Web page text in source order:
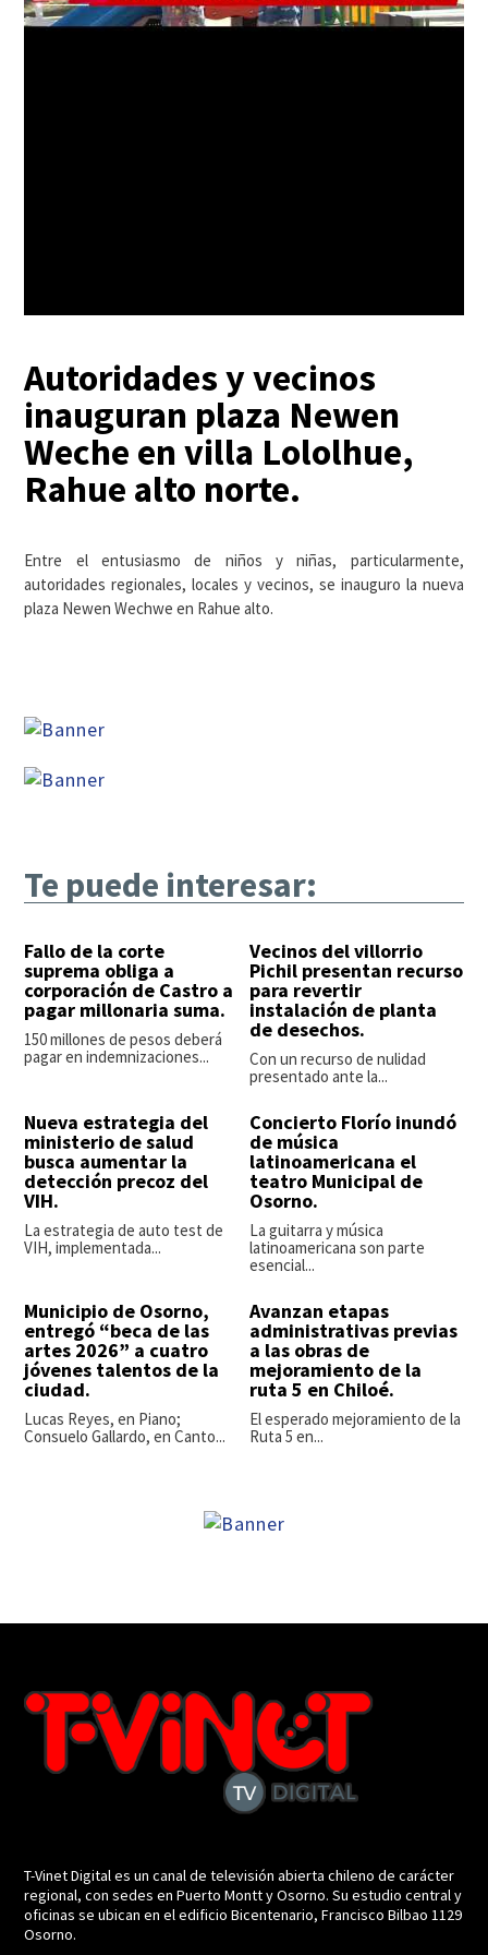
Autoridades y vecinos
inauguran plaza Newen
Weche en villa Lololhue,
Rahue alto norte.
Entre el entusiasmo de niños y niñas, particularmente,
autoridades regionales, locales y vecinos, se inauguro la nueva
plaza Newen Wechwe en Rahue alto.
Te puede interesar:
Fallo de la corte
suprema obliga a
corporación de Castro a
pagar millonaria suma.
150 millones de pesos deberá
pagar en indemnizaciones...
Vecinos del villorrio
Pichil presentan recurso
para revertir
instalación de planta
de desechos.
Con un recurso de nulidad
presentado ante la...
Nueva estrategia del
ministerio de salud
busca aumentar la
detección precoz del
VIH.
La estrategia de auto test de
VIH, implementada...
Concierto Florío inundó
de música
latinoamericana el
teatro Municipal de
Osorno.
La guitarra y música
latinoamericana son parte
esencial...
Municipio de Osorno,
entregó “beca de las
artes 2026” a cuatro
jóvenes talentos de la
ciudad.
Lucas Reyes, en Piano;
Consuelo Gallardo, en Canto...
Avanzan etapas
administrativas previas
a las obras de
mejoramiento de la
ruta 5 en Chiloé.
El esperado mejoramiento de la
Ruta 5 en...
T-Vinet Digital es un canal de televisión abierta chileno de carácter
regional, con sedes en Puerto Montt y Osorno. Su estudio central y
oficinas se ubican en el edificio Bicentenario, Francisco Bilbao 1129
Osorno.